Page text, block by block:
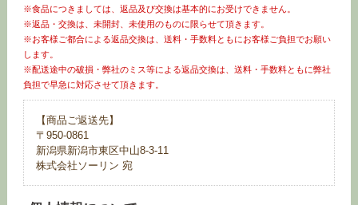
※食品につきましては、返品及び交換は基本的にお受けできません。
※返品・交換は、未開封、未使用のものに限らせて頂きます。
※お客様ご都合による返品交換は、送料・手数料ともにお客様ご負担でお願い
します。
※配送途中の破損・弊社のミス等による返品交換は、送料・手数料ともに弊社
負担で早急に対応させて頂きます。
【商品ご返送先】
〒950-0861
新潟県新潟市東区中山8-3-11
株式会社ソーリン 宛